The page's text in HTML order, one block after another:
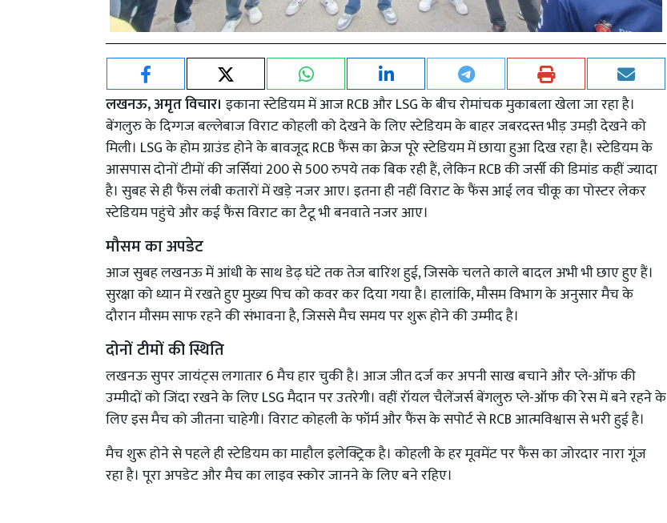
लखनऊ, अमृत विचार। इकाना स्टेडियम में आज RCB और LSG के बीच रोमांचक मुकाबला खेला जा रहा है।
बेंगलुरु के दिग्गज बल्लेबाज विराट कोहली को देखने के लिए स्टेडियम के बाहर जबरदस्त भीड़ उमड़ी देखने को
मिली। LSG के होम ग्राउंड होने के बावजूद RCB फैंस का क्रेज पूरे स्टेडियम में छाया हुआ दिख रहा है। स्टेडियम के
आसपास दोनों टीमों की जर्सियां 200 से 500 रुपये तक बिक रही हैं, लेकिन RCB की जर्सी की डिमांड कहीं ज्यादा
है। सुबह से ही फैंस लंबी कतारों में खड़े नजर आए। इतना ही नहीं विराट के फैंस आई लव चीकू का पोस्टर लेकर
स्टेडियम पहुंचे और कई फैंस विराट का टैटू भी बनवाते नजर आए।
मौसम का अपडेट
आज सुबह लखनऊ में आंधी के साथ डेढ़ घंटे तक तेज बारिश हुई, जिसके चलते काले बादल अभी भी छाए हुए हैं।
सुरक्षा को ध्यान में रखते हुए मुख्य पिच को कवर कर दिया गया है। हालांकि, मौसम विभाग के अनुसार मैच के
दौरान मौसम साफ रहने की संभावना है, जिससे मैच समय पर शुरू होने की उम्मीद है।
दोनों टीमों की स्थिति
लखनऊ सुपर जायंट्स लगातार 6 मैच हार चुकी है। आज जीत दर्ज कर अपनी साख बचाने और प्ले-ऑफ की
उम्मीदों को जिंदा रखने के लिए LSG मैदान पर उतरेगी। वहीं रॉयल चैलेंजर्स बेंगलुरु प्ले-ऑफ की रेस में बने रहने के
लिए इस मैच को जीतना चाहेगी। विराट कोहली के फॉर्म और फैंस के सपोर्ट से RCB आत्मविश्वास से भरी हुई है।
मैच शुरू होने से पहले ही स्टेडियम का माहौल इलेक्ट्रिक है। कोहली के हर मूवमेंट पर फैंस का जोरदार नारा गूंज
रहा है। पूरा अपडेट और मैच का लाइव स्कोर जानने के लिए बने रहिए।